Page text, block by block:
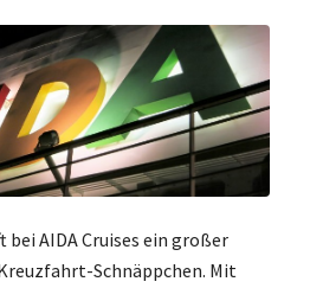
bei AIDA Cruises ein großer
Schnäppchen. Mit